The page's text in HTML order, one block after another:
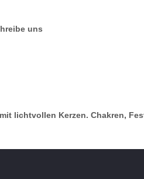
uns
lichtvollen Kerzen. Chakren,